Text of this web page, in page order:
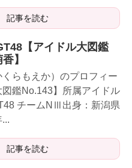
記事を読む
【アイドル大図鑑
】
らもえか）のプロフィー
図鑑No.143】所属アイドル
チームNⅢ出身：新潟県
...
記事を読む